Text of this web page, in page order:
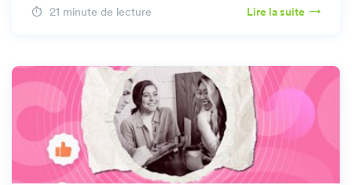
21 minute de lecture Lire la suite